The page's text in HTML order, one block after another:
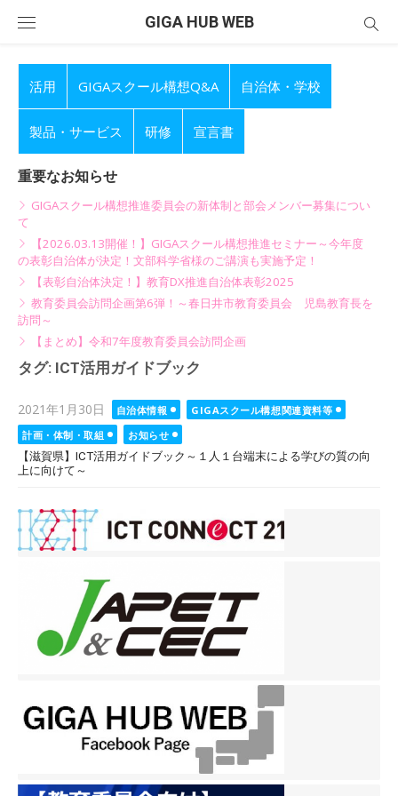
GIGA HUB WEB
活用 GIGAスクール構想Q&A 自治体・学校
製品・サービス 研修 宣言書
重要なお知らせ
GIGAスクール構想推進委員会の新体制と部会メンバー募集につい
て
【2026.03.13開催！】GIGAスクール構想推進セミナー～今年度
の表彰自治体が決定！文部科学省様のご講演も実施予定！
【表彰自治体決定！】教育DX推進自治体表彰2025
教育委員会訪問企画第6弾！～春日井市教育委員会 児島教育長を
訪問～
【まとめ】令和7年度教育委員会訪問企画
タグ: ICT活用ガイドブック
Posted
on
2021年1月30日 自治体情報
GIGAスクール構想関連資料等
計画・体制・取組
お知らせ
【滋賀県】ICT活用ガイドブック～１人１台端末による学びの質の向
上に向けて～